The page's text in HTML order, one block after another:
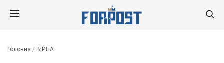
Головна / ВІЙНА